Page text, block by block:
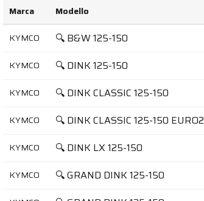
Marca Modello
KYMCO
🔍 B&W 125-150
KYMCO 🔍 DINK 125-150
KYMCO 🔍 DINK CLASSIC 125-150
KYMCO 🔍 DINK CLASSIC 125-150 EURO2
KYMCO 🔍 DINK LX 125-150
KYMCO 🔍 GRAND DINK 125-150